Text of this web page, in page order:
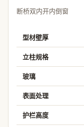
断桥双内开内倒窗
型材壁厚
立柱规格
玻璃
表面处理
护栏高度